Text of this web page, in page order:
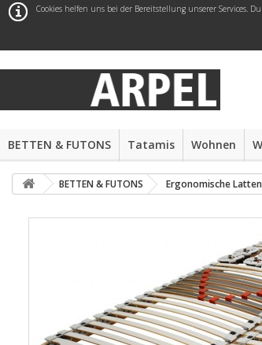
Cookies helfen uns bei der Bereitstellung unserer Services.
BETTEN & FUTONS Tatamis Wohnen
BETTEN & FUTONS Ergonomische